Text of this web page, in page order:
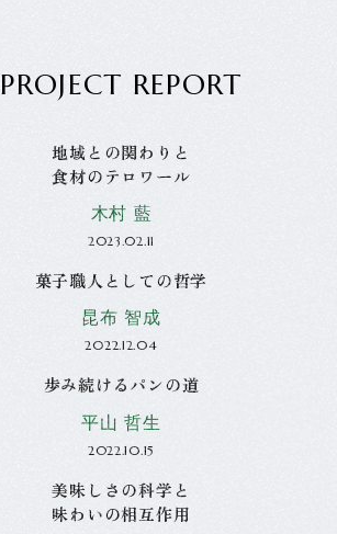
PROJECT REPORT
地域との関わりと
食材のテロワール
木村 藍
2023.02.11
菓子職人としての哲学
昆布 智成
2022.12.04
歩み続けるパンの道
平山 哲生
2022.10.15
美味しさの科学と
味わいの相互作用